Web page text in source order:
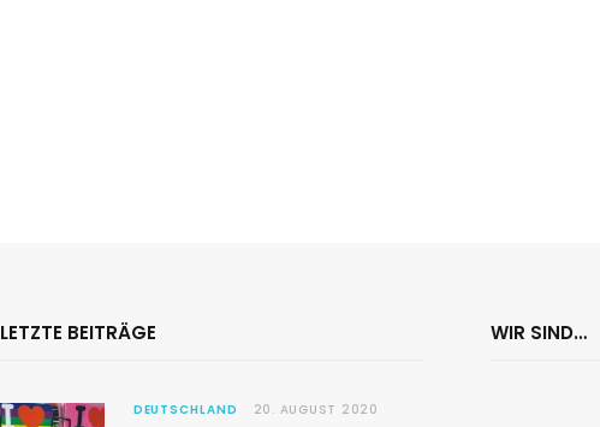
LETZTE BEITRÄGE
DEUTSCHLAND 20. AUGUST 2020
WIR SIND…